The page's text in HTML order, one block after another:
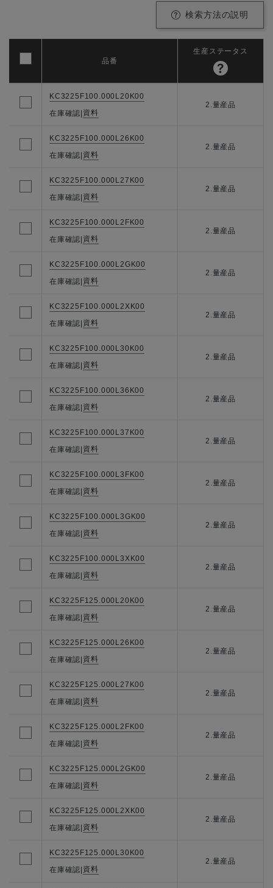
検索方法の説明
KC3225F100.000L20K00
在庫確認| 資料
2.量産品
KC3225F100.000L26K00
在庫確認| 資料
2.量産品
KC3225F100.000L27K00
在庫確認| 資料
2.量産品
KC3225F100.000L2FK00
在庫確認| 資料
2.量産品
KC3225F100.000L2GK00
在庫確認| 資料
2.量産品
KC3225F100.000L2XK00
在庫確認| 資料
2.量産品
KC3225F100.000L30K00
在庫確認| 資料
2.量産品
KC3225F100.000L36K00
在庫確認| 資料
2.量産品
KC3225F100.000L37K00
在庫確認| 資料
2.量産品
KC3225F100.000L3FK00
在庫確認| 資料
2.量産品
KC3225F100.000L3GK00
在庫確認| 資料
2.量産品
KC3225F100.000L3XK00
在庫確認| 資料
2.量産品
KC3225F125.000L20K00
在庫確認| 資料
2.量産品
KC3225F125.000L26K00
在庫確認| 資料
2.量産品
KC3225F125.000L27K00
在庫確認| 資料
2.量産品
KC3225F125.000L2FK00
在庫確認| 資料
2.量産品
KC3225F125.000L2GK00
在庫確認| 資料
2.量産品
KC3225F125.000L2XK00
在庫確認| 資料
2.量産品
KC3225F125.000L30K00
在庫確認| 資料
2.量産品
品番
生産ステータス